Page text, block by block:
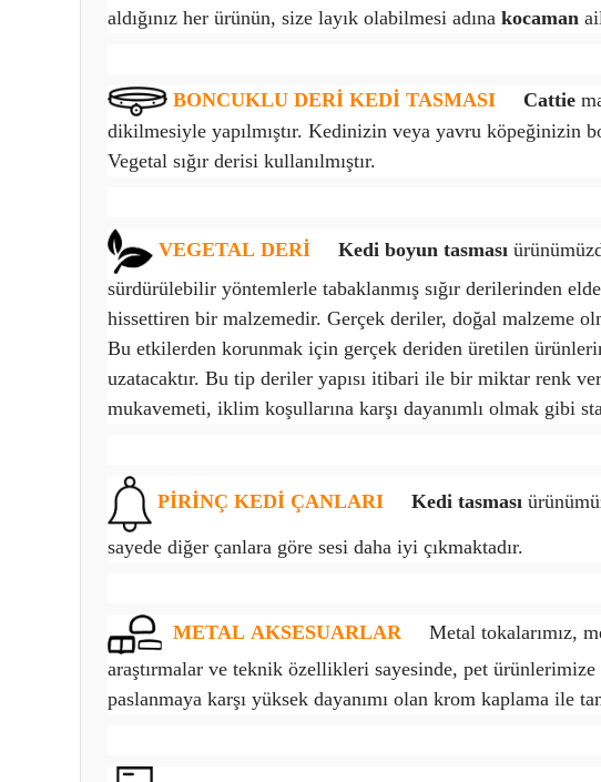
aldığınız her ürünün, size layık olabilmesi adına kocaman
BONCUKLU DERİ KEDİ TASMASI Cattie
dikilmesiyle yapılmıştır. Kedinizin veya yavru köpeğinizin
Vegetal sığır derisi kullanılmıştır.
VEGETAL DERİ Kedi boyun tasması
sürdürülebilir yöntemlerle tabaklanmış sığır derilerinden
hissettiren bir malzemedir. Gerçek deriler, doğal malzeme
Bu etkilerden korunmak için gerçek deriden üretilen
uzatacaktır. Bu tip deriler yapısı itibari ile bir miktar renk
mukavemeti, iklim koşullarına karşı dayanımlı olmak gibi
PİRİNÇ KEDİ ÇANLARI Kedi tasması
sayede diğer çanlara göre sesi daha iyi çıkmaktadır.
METAL AKSESUARLAR
Metal tokalarımız,
araştırmalar ve teknik özellikleri sayesinde, pet
paslanmaya karşı yüksek dayanımı olan krom kaplama ile